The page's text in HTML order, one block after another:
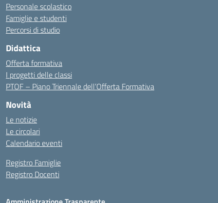
Personale scolastico
Famiglie e studenti
Percorsi di studio
Didattica
Offerta formativa
I progetti delle classi
PTOF – Piano Triennale dell’Offerta Formativa
Novità
Le notizie
Le circolari
Calendario eventi
Registro Famiglie
Registro Docenti